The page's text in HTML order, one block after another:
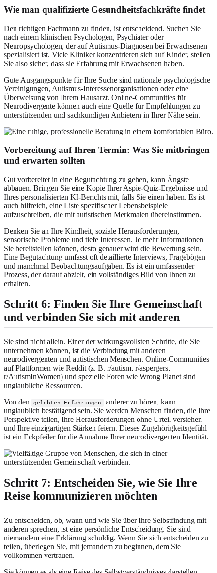
Wie man qualifizierte Gesundheitsfachkräfte findet
Den richtigen Fachmann zu finden, ist entscheidend. Suchen Sie
nach einem klinischen Psychologen, Psychiater oder
Neuropsychologen, der auf Autismus-Diagnosen bei Erwachsenen
spezialisiert ist. Viele Kliniker konzentrieren sich auf Kinder, stellen
Sie also sicher, dass sie Erfahrung mit Erwachsenen haben.
Gute Ausgangspunkte für Ihre Suche sind nationale psychologische
Vereinigungen, Autismus-Interessenorganisationen oder eine
Überweisung von Ihrem Hausarzt. Online-Communities für
Neurodivergente können auch eine Quelle für Empfehlungen zu
unterstützenden und sachkundigen Anbietern in Ihrer Nähe sein.
Vorbereitung auf Ihren Termin: Was Sie mitbringen
und erwarten sollten
Gut vorbereitet in eine Begutachtung zu gehen, kann Ängste
abbauen. Bringen Sie eine Kopie Ihrer Aspie-Quiz-Ergebnisse und
Ihres personalisierten KI-Berichts mit, falls Sie einen haben. Es ist
auch hilfreich, eine Liste spezifischer Lebensbeispiele
aufzuschreiben, die mit autistischen Merkmalen übereinstimmen.
Denken Sie an Ihre Kindheit, soziale Herausforderungen,
sensorische Probleme und tiefe Interessen. Je mehr Informationen
Sie bereitstellen können, desto genauer wird die Bewertung sein.
Eine Begutachtung umfasst oft detaillierte Interviews, Fragebögen
und manchmal Beobachtungsaufgaben. Es ist ein umfassender
Prozess, der darauf abzielt, ein vollständiges Bild von Ihnen zu
erhalten.
Schritt 6: Finden Sie Ihre Gemeinschaft
und verbinden Sie sich mit anderen
Sie sind nicht allein. Einer der wirkungsvollsten Schritte, die Sie
unternehmen können, ist die Verbindung mit anderen
neurodivergenten und autistischen Menschen. Online-Communities
auf Plattformen wie Reddit (z. B. r/autism, r/aspergers,
r/AutismInWomen) und spezielle Foren wie Wrong Planet sind
unglaubliche Ressourcen.
Von den
gelebten Erfahrungen
anderer zu hören, kann
unglaublich bestätigend sein. Sie werden Menschen finden, die Ihre
Perspektive teilen, Ihre Herausforderungen ohne Urteil verstehen
und Ihre einzigartigen Stärken feiern. Dieses Zugehörigkeitsgefühl
ist ein Eckpfeiler für die Annahme Ihrer neurodivergenten Identität.
Schritt 7: Entscheiden Sie, wie Sie Ihre
Reise kommunizieren möchten
Zu entscheiden, ob, wann und wie Sie über Ihre Selbstfindung mit
anderen sprechen, ist eine persönliche Entscheidung. Sie sind
niemandem eine Erklärung schuldig. Wenn Sie sich entscheiden zu
teilen, überlegen Sie, mit jemandem zu beginnen, dem Sie
vollkommen vertrauen.